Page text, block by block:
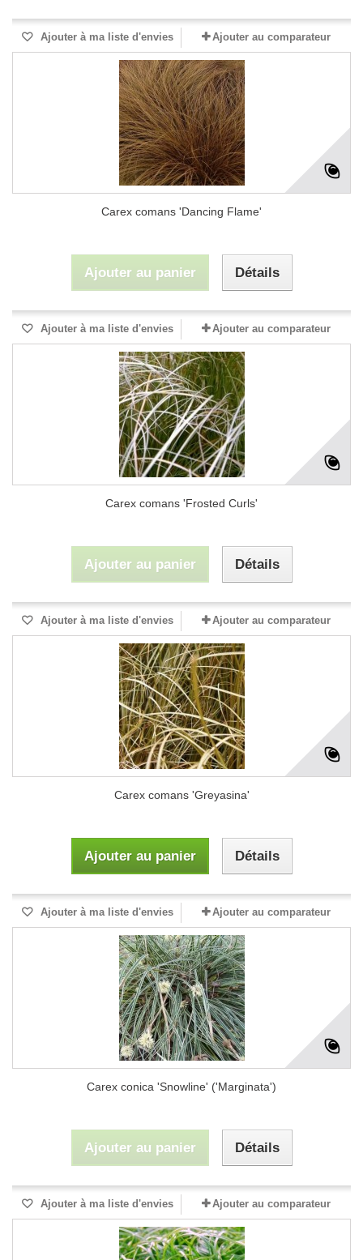
Ajouter à ma liste d'envies Ajouter au comparateur
Carex comans 'Dancing Flame'
Ajouter au panier Détails
Ajouter à ma liste d'envies Ajouter au comparateur
Carex comans 'Frosted Curls'
Ajouter au panier Détails
Ajouter à ma liste d'envies Ajouter au comparateur
Carex comans 'Greyasina'
Ajouter au panier Détails
Ajouter à ma liste d'envies Ajouter au comparateur
Carex conica 'Snowline' ('Marginata')
Ajouter au panier Détails
Ajouter à ma liste d'envies Ajouter au comparateur